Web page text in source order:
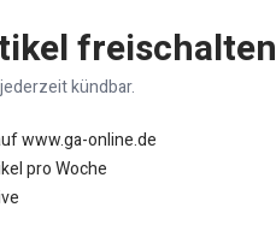
freischalten
kündbar.
www.ga-online.de
pro Woche